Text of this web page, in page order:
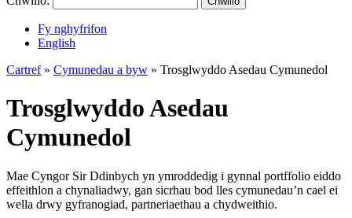
Fy nghyfrifon
English
Cartref» Cymunedau a byw » Trosglwyddo Asedau Cymunedol
Trosglwyddo Asedau
Cymunedol
Mae Cyngor Sir Ddinbych yn ymroddedig i gynnal portffolio eiddo
effeithlon a chynaliadwy, gan sicrhau bod lles cymunedau’n cael ei
wella drwy gyfranogiad, partneriaethau a chydweithio.